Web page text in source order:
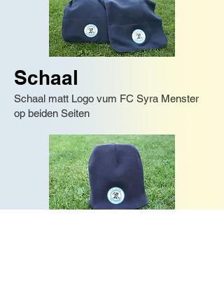
Schaal
Schaal matt Logo vum FC Syra Menster
op beiden Seiten